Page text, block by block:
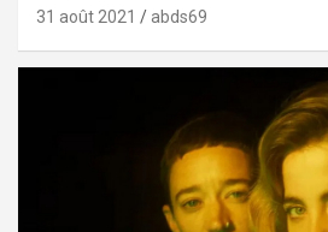
31 août 2021 abds69